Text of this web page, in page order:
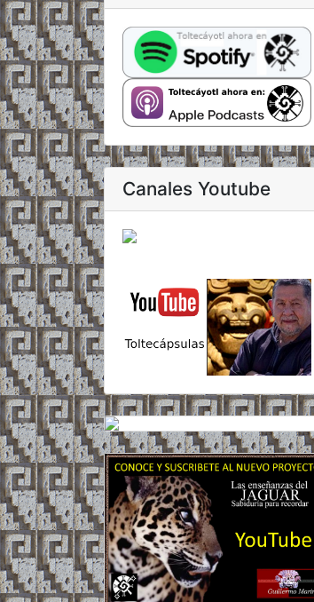
Canales Youtube